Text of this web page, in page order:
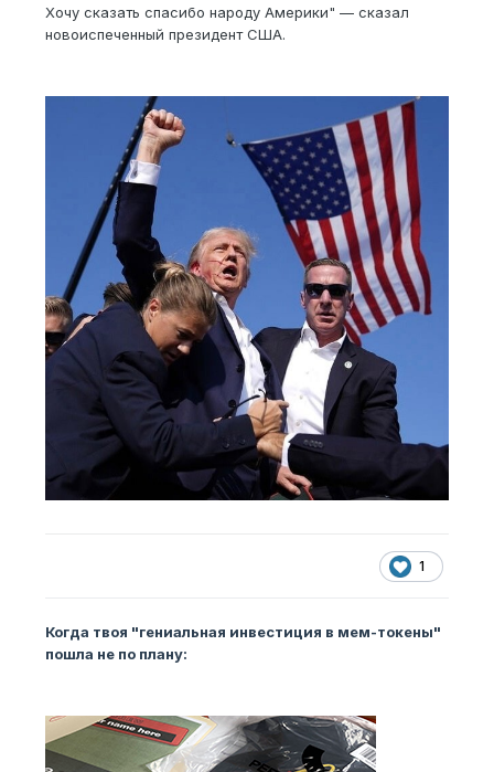
Хочу сказать спасибо народу Америки" — сказал
новоиспеченный президент США.
1
Когда твоя "гениальная инвестиция в мем-токены"
пошла не по плану: